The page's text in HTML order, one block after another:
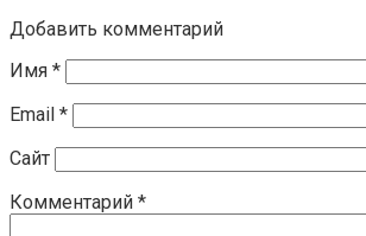
Добавить комментарий
Имя *
Email *
Сайт
Комментарий *